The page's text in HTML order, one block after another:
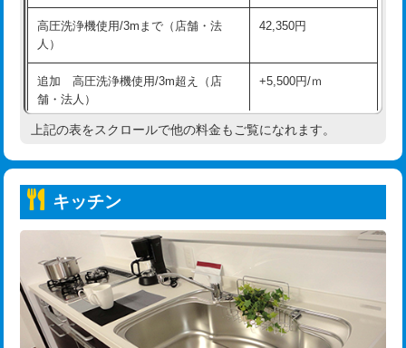
持込商品取付（単水栓） 13,200円
持込商品取付（混合水栓）
持込商品取付（浄水器・分岐水栓） 16,500円
持込商品取付（温水洗浄便座） 22,000円
持込商品取付（普通便座⇔温水洗浄便
22,000円
給水管工事※（ホール加工)
給水管工事※（バンド止め) 3,300円
給水管工事※（支持金具設置) 5,500円
給水管工事※（保温材使用（バンド止
め込み）)
5,500円
高圧洗浄機使用/3mまで（店舗・法
人）
42,350円
追加 高圧洗浄機使用/3m超え（店
舗・法人）
+5,500円/ｍ
高度高圧洗浄換 現地調査
トーラー機使用/3mまで
追加トーラー機使用/3m超え +3,300円
カメラ調査 33,000円
桝清掃 8,800円
上記の表をスクロールで他の料金もご覧になれます。
キッチン